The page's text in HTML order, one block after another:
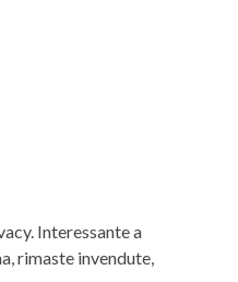
Interessante a
rimaste invendute,